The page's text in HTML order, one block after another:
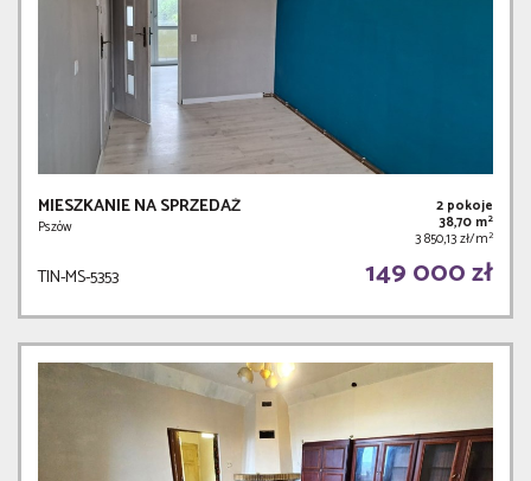
MIESZKANIE NA SPRZEDAŻ
Pszów
2 pokoje
38,70 m2
3 850,13 zł/m2
TIN-MS-5353 149 000 zł